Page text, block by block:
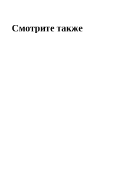
Смотрите также